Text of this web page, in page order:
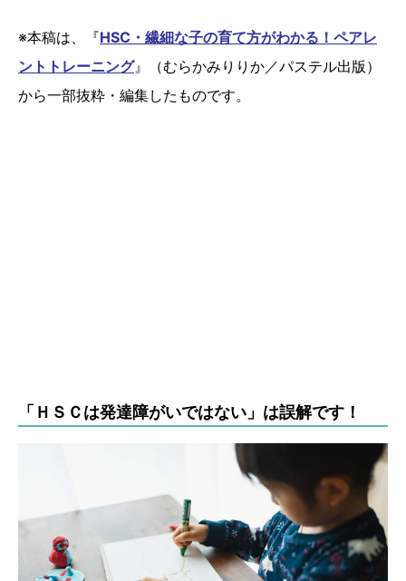
※本稿は、『HSC・繊細な子の育て方がわかる！ペアレ
ントトレーニング』（むらかみりりか／パステル出版）
から一部抜粋・編集したものです。
「ＨＳＣは発達障がいではない」は誤解です！